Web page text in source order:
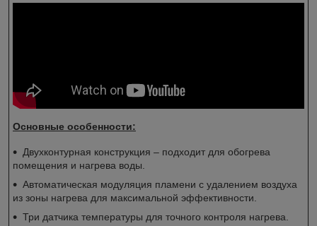
Основные особенности:
Двухконтурная конструкция – подходит для обогрева
помещения и нагрева воды.
Автоматическая модуляция пламени с удалением воздуха
из зоны нагрева для максимальной эффективности.
Три датчика температуры для точного контроля нагрева.